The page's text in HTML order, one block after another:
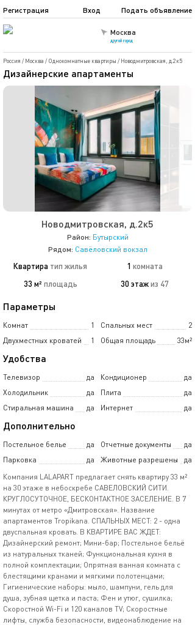
Москва
другой город
Подать объявление
Регистрация Вход
Россия / Москва / Однокомнатные квартиры / Новодмитровская, д.2к5
Дизайнерские апартаменты
Новодмитровская, д.2к5
Район: Бутырский
Рядом: Савёловский вокзал
Квартира тип жилья 1 комната
33 м² площадь 30 этажиз 47
Параметры
Комнат 1 Спальных мест
2
Двухместных кроватей
1 Общая площадь 33м²
Удобства
Телевизор да Кондиционер
да
Холодильник
да Плита
да
Стиральная машина
да Интернет да
Дополнительно
Постельное белье да Отчетные документы
да
Парковка
да Животные разрешены
да
Компания LALAPART предлагает снять квартиру 33 м²
на 30 этаже в небоскребе САВЕЛОВСКИЙ СИТИ.
КРУГЛОСУТОЧНОЕ, БЕСКОНТАКТНОЕ ЗАСЕЛЕНИЕ. В 7
минутах от метро «Дмитровская». Название
апартаментов Tropikana. СПАЛЬНЫХ МЕСТ: 2 - одна
двуспальная кровать. В КВАРТИРЕ ВАС ЖДЕТ:
Дизайнерский ремонт; Мини-бар; Постельное бельё
из натуральных тканей; Функциональная кухня в
полной комплектации; Опрятная ванная комната с
блестящими кранами и мягкими полотенцами;
Гигиенические наборы: мыло, шампуни, гель для
душа, зубная щетка и паста; Фен и утюг, сушилка;
Скоростной Wi-Fi и 120 каналов TV; Скоростные
лифты, служба безопасности, видеонаблюдение на